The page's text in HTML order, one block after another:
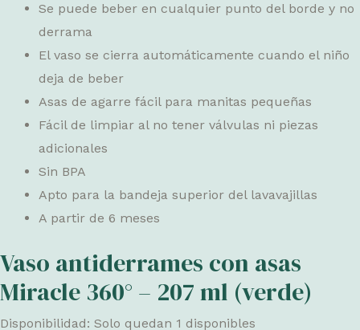
Se puede beber en cualquier punto del borde y no
derrama
El vaso se cierra automáticamente cuando el niño
deja de beber
Asas de agarre fácil para manitas pequeñas
Fácil de limpiar al no tener válvulas ni piezas
adicionales
Sin BPA
Apto para la bandeja superior del lavavajillas
A partir de 6 meses
Vaso antiderrames con asas
Miracle 360° – 207 ml (verde)
Disponibilidad: Solo quedan 1 disponibles